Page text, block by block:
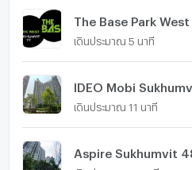
เดินประมาณ 5 นาที
IDEO Mobi
เดินประมาณ 11 นาที
Aspire Sukhumvit